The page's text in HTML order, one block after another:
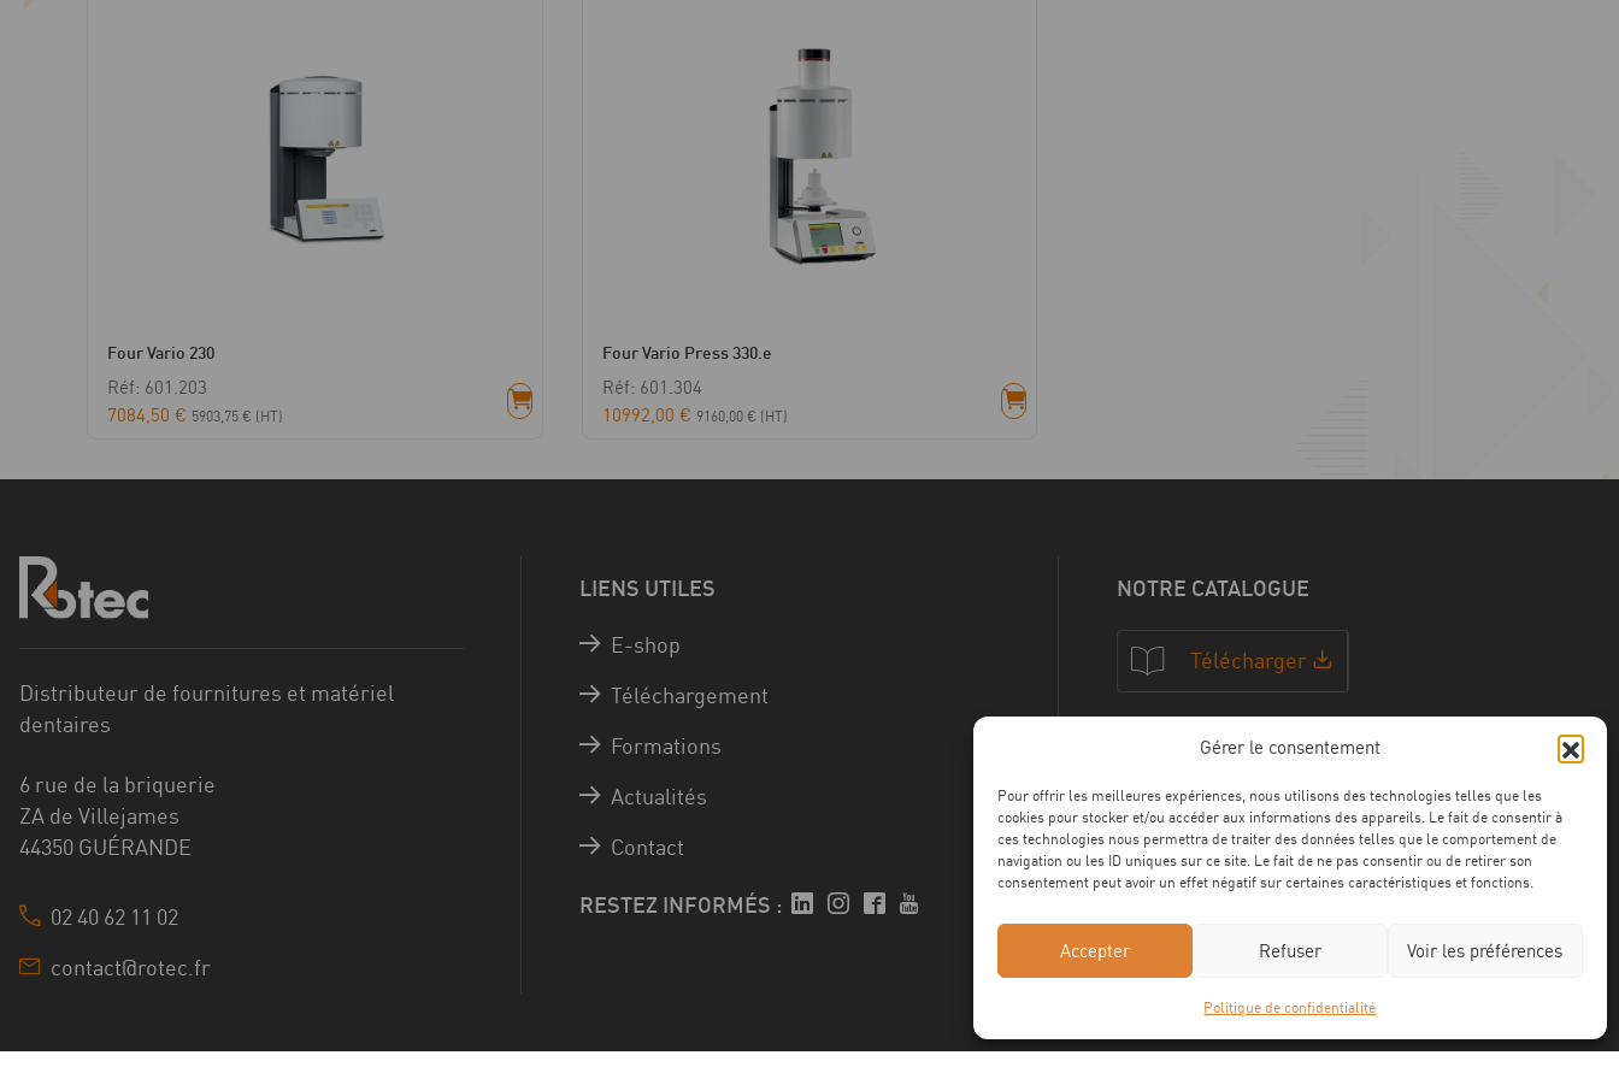
Gérer le consentement
Pour offrir les meilleures expériences, nous utilisons des technologies telles que les
cookies pour stocker et/ou accéder aux informations des appareils. Le fait de consentir à
ces technologies nous permettra de traiter des données telles que le comportement de
navigation ou les ID uniques sur ce site. Le fait de ne pas consentir ou de retirer son
consentement peut avoir un effet négatif sur certaines caractéristiques et fonctions.
Accepter Refuser Voir les préférences
Politique de confidentialité
Four Vario 230
Réf: 601.203
7084,50 € 5903,75 € (HT)
Four Vario Press 330.e
Réf: 601.304
10992,00 € 9160,00 € (HT)
Distributeur de fournitures et matériel
dentaires
6 rue de la briquerie
ZA de Villejames
44350 GUÉRANDE
02 40 62 11 02
contact@rotec.fr
LIENS UTILES
E-shop
Téléchargement
Formations
Actualités
Contact
RESTEZ INFORMÉS :
NOTRE CATALOGUE
Télécharger
NOS CERTFICATIONS